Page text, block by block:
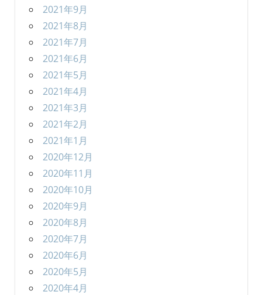
2021年9月
2021年8月
2021年7月
2021年6月
2021年5月
2021年4月
2021年3月
2021年2月
2021年1月
2020年12月
2020年11月
2020年10月
2020年9月
2020年8月
2020年7月
2020年6月
2020年5月
2020年4月